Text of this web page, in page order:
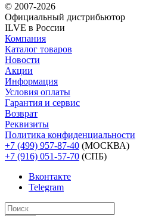
© 2007-2026
Официальный дистрибьютoр
ILVE в России
Компания
Каталог товаров
Новости
Акции
Информация
Условия оплаты
Гарантия и сервис
Возврат
Реквизиты
Политика конфиденциальности
+7 (499) 957-87-40 (МОСКВА)
+7 (916) 051-57-70 (СПБ)
Вконтакте
Telegram